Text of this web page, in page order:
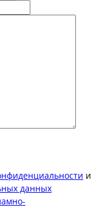
и
данных